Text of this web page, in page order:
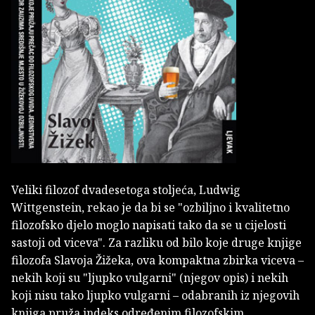
Veliki filozof dvadesetoga stoljeća, Ludwig
Wittgenstein, rekao je da bi se "ozbiljno i kvalitetno
filozofsko djelo moglo napisati tako da se u cijelosti
sastoji od viceva". Za razliku od bilo koje druge knjige
filozofa Slavoja Žižeka, ova kompaktna zbirka viceva –
nekih koji su "ljupko vulgarni" (njegov opis) i nekih
koji nisu tako ljupko vulgarni – odabranih iz njegovih